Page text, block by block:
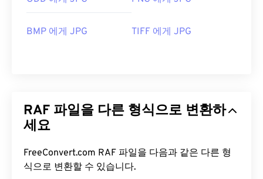
BMP 에게 JPG TIFF 에게 JPG
RAF 파일을 다른 형식으로 변환하
세요
FreeConvert.com RAF 파일을 다음과 같은 다른 형
식으로 변환할 수 있습니다.